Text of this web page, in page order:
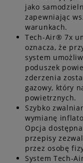
jako
zapewniając
warunkach.
Tech-Air® 7x
oznacza, że
system
poduszek
zderzenia
gazowy, który
powietrznych.
Szybko
wymianę
Opcja
przepisy
przez osobę
System Tech-